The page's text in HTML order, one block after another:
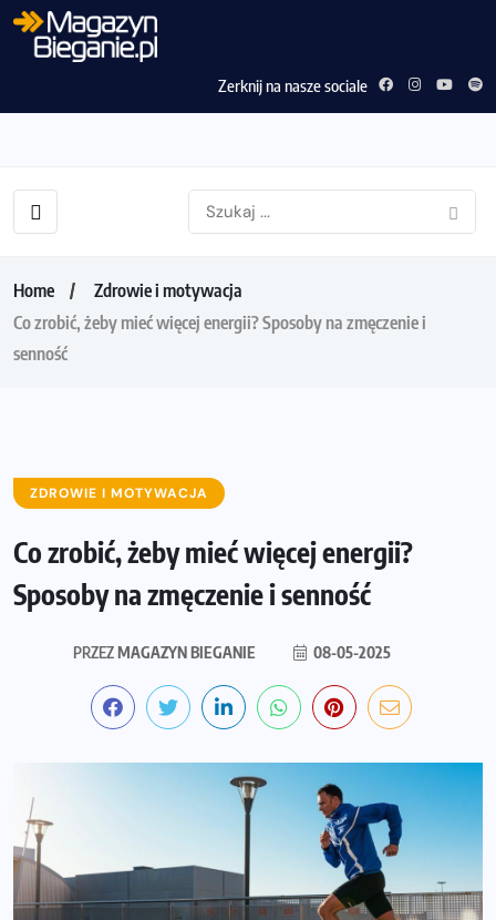
Zerknij na nasze sociale
Home
Zdrowie i motywacja
Co zrobić, żeby mieć więcej energii? Sposoby na zmęczenie i
senność
ZDROWIE I MOTYWACJA
Co zrobić, żeby mieć więcej energii?
Sposoby na zmęczenie i senność
PRZEZMAGAZYN BIEGANIE 08-05-2025